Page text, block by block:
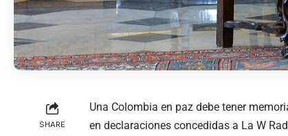
SHARE
Una Colombia en paz debe tener
en declaraciones concedidas a La W